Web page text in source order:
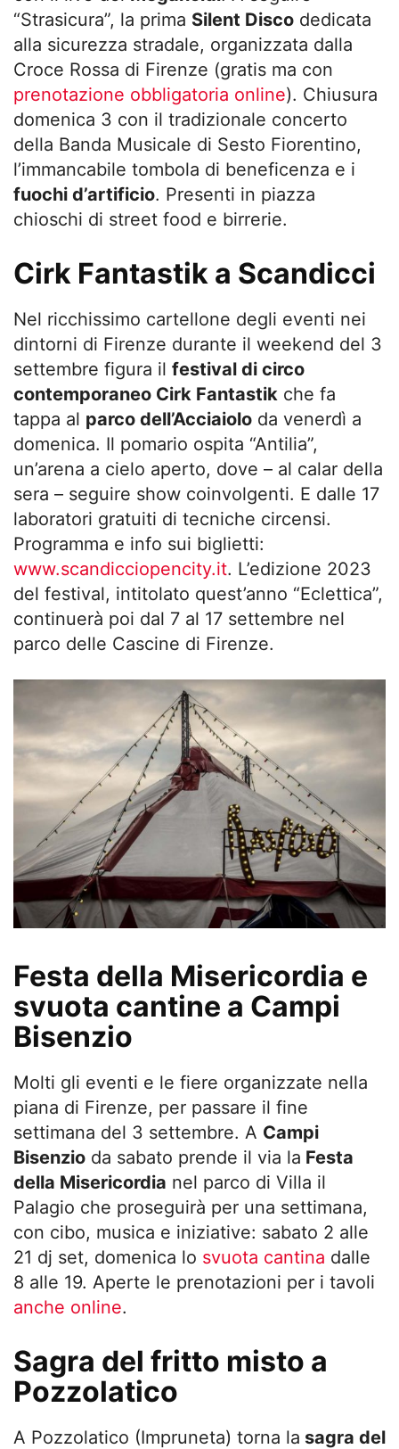
“Strasicura”, la prima Silent Disco dedicata
alla sicurezza stradale, organizzata dalla
Croce Rossa di Firenze (gratis ma con
prenotazione obbligatoria online). Chiusura
domenica 3 con il tradizionale concerto
della Banda Musicale di Sesto Fiorentino,
l’immancabile tombola di beneficenza e i
fuochi d’artificio. Presenti in piazza
chioschi di street food e birrerie.
Cirk Fantastik a Scandicci
Nel ricchissimo cartellone degli eventi nei
dintorni di Firenze durante il weekend del 3
settembre figura il festival di circo
contemporaneo Cirk Fantastik che fa
tappa al parco dell’Acciaiolo da venerdì a
domenica. Il pomario ospita “Antilia”,
un’arena a cielo aperto, dove – al calar della
sera – seguire show coinvolgenti. E dalle 17
laboratori gratuiti di tecniche circensi.
Programma e info sui biglietti:
www.scandicciopencity.it. L’edizione 2023
del festival, intitolato quest’anno “Eclettica”,
continuerà poi dal 7 al 17 settembre nel
parco delle Cascine di Firenze.
Festa della Misericordia e
svuota cantine a Campi
Bisenzio
Molti gli eventi e le fiere organizzate nella
piana di Firenze, per passare il fine
settimana del 3 settembre. A Campi
Bisenzio da sabato prende il via la Festa
della Misericordia nel parco di Villa il
Palagio che proseguirà per una settimana,
con cibo, musica e iniziative: sabato 2 alle
21 dj set, domenica lo svuota cantina dalle
8 alle 19. Aperte le prenotazioni per i tavoli
anche online.
Sagra del fritto misto a
Pozzolatico
A Pozzolatico (Impruneta) torna la sagra del